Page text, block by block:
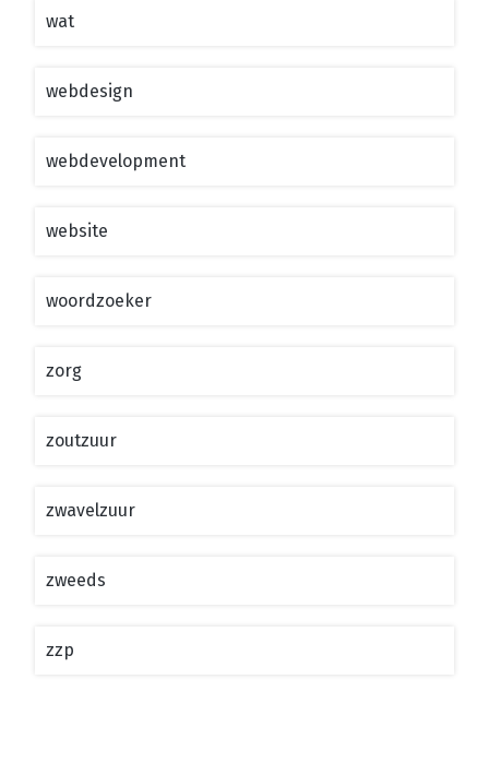
wat
webdesign
webdevelopment
website
woordzoeker
zorg
zoutzuur
zwavelzuur
zweeds
zzp